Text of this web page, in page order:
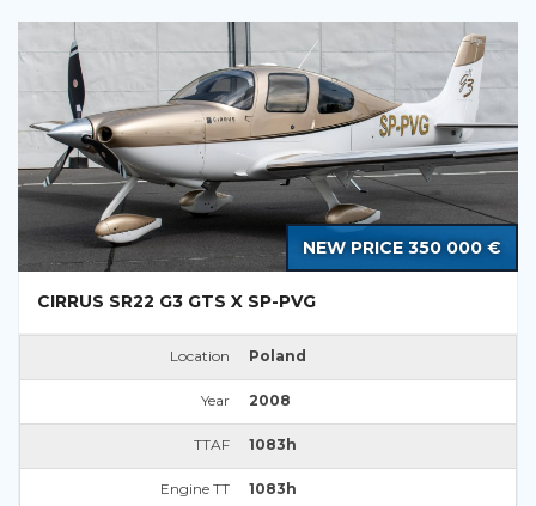
NEW PRICE 350 000 €
CIRRUS SR22 G3 GTS X SP-PVG
Location Poland
Year 2008
TTAF 1083h
Engine TT 1083h